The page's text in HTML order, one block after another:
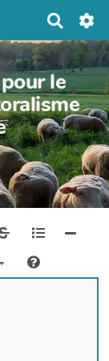
h
e
r
c
h
e
r
le